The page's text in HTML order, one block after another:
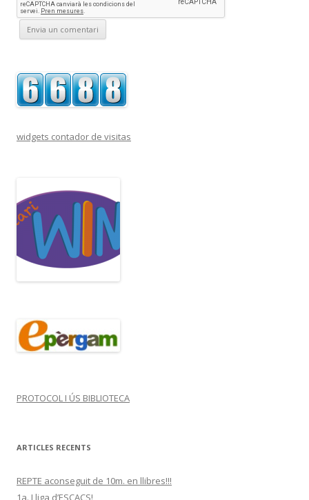
widgets contador de visitas
PROTOCOL I ÚS BIBLIOTECA
ARTICLES RECENTS
REPTE aconseguit de 10m. en llibres!!!
1a. Lliga d’ESCACS!